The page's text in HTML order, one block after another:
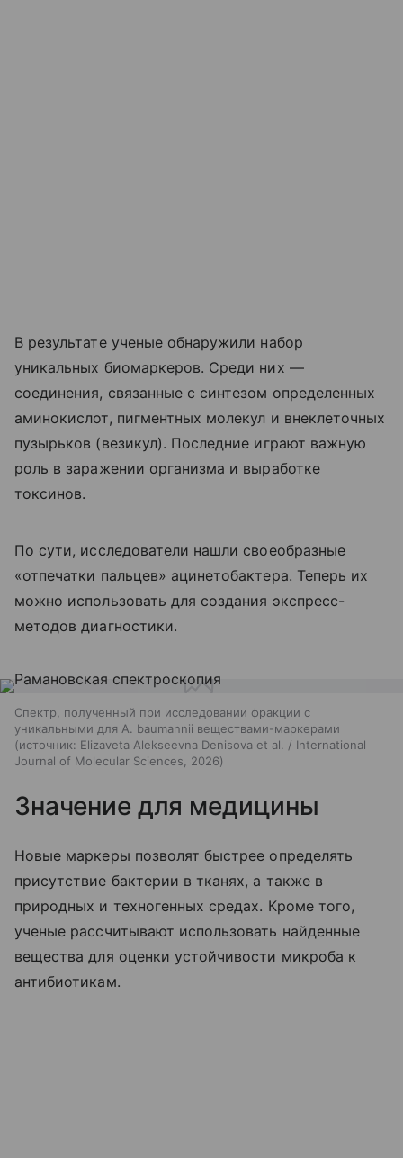
В результате ученые обнаружили набор
уникальных биомаркеров. Среди них —
соединения, связанные с синтезом определенных
аминокислот, пигментных молекул и внеклеточных
пузырьков (везикул). Последние играют важную
роль в заражении организма и выработке
токсинов.
По сути, исследователи нашли своеобразные
«отпечатки пальцев» ацинетобактера. Теперь их
можно использовать для создания экспресс-
методов диагностики.
Спектр, полученный при исследовании фракции с
уникальными для A. baumannii веществами-маркерами
источник: Elizaveta Alekseevna Denisova et al. / International
Journal of Molecular Sciences, 2026
Значение для медицины
Новые маркеры позволят быстрее определять
присутствие бактерии в тканях, а также в
природных и техногенных средах. Кроме того,
ученые рассчитывают использовать найденные
вещества для оценки устойчивости микроба к
антибиотикам.